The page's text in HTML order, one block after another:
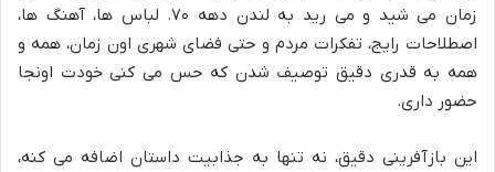
زمان می شید و می رید به لندن دهه ۷۰. لباس ها، آهنگ ها،
اصطلاحات رایج، تفکرات مردم و حتی فضای شهری اون زمان، همه و
همه به قدری دقیق توصیف شدن که حس می کنی خودت اونجا
حضور داری.
این بازآفرینی دقیق، نه تنها به جذابیت داستان اضافه می کنه،